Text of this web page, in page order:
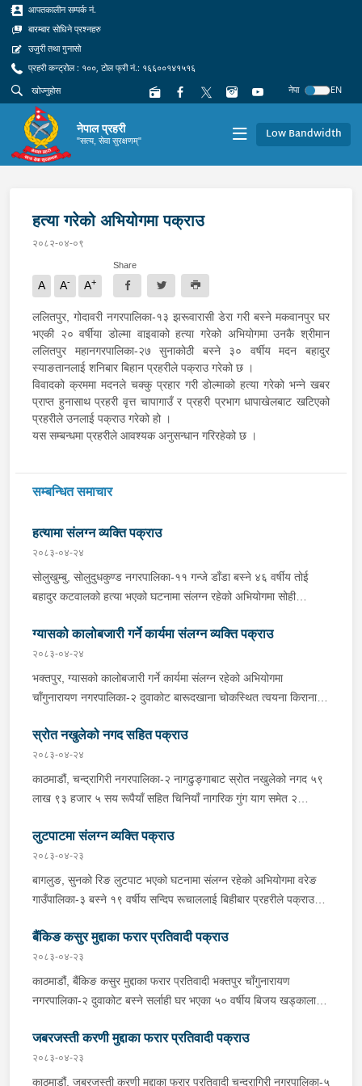
आपतकालीन सम्पर्क नं.
बारम्बार सोधिने प्रश्नहरु
उजुरी तथा गुनासो
प्रहरी कन्ट्रोल : १००, टोल फ्री नं.: १६६००१४१५१६
नेपा
EN
नेपाल प्रहरी
"सत्य, सेवा सुरक्षणम्" Low Bandwidth
हत्या गरेको अभियोगमा पक्राउ
२०८२-०४-०९
A A- A+
Share
ललितपुर, गोदावरी नगरपालिका-१३ झरूवारासी डेरा गरी बस्ने मकवानपुर घर
भएकी २० वर्षीया डोल्मा वाइवाको हत्या गरेको अभियोगमा उनकै श्रीमान
ललितपुर महानगरपालिका-२७ सुनाकोठी बस्ने ३० वर्षीय मदन बहादुर
स्याङतानलाई शनिबार बिहान प्रहरीले पक्राउ गरेको छ ।
विवादको क्रममा मदनले चक्कु प्रहार गरी डोल्माको हत्या गरेको भन्ने खबर
प्राप्त हुनासाथ प्रहरी वृत्त चापागाउँ र प्रहरी प्रभाग धापाखेलबाट खटिएको
प्रहरीले उनलाई पक्राउ गरेको हो ।
यस सम्बन्धमा प्रहरीले आवश्यक अनुसन्धान गरिरहेको छ ।
सम्बन्धित समाचार
हत्यामा संलग्न व्यक्ति पक्राउ
२०८३-०४-२४
सोलुखुम्बु, सोलुदुधकुण्ड नगरपालिका-११ गन्जे डाँडा बस्ने ४६ वर्षीय तोई
बहादुर कटवालको हत्या भएको घटनामा संलग्न रहेको अभियोगमा सोही
आइतबार बिहान प्रहरीले पक्राउ गरेको छ । तोई बहादुर आफ्नै घरमा शनिबार
बिहान मृत अवस्थामा फेला परेको घटनाको अनुसन्धानको क्रममा जिल्ला
प्रहरी कार्यालय सोलुखुम्बु समेतबाट खटिएको प्रहरीले भुवन सिंहलाई पक्राउ
गरेको हो । अनुसन्धानको क्रममा भुवन सिंहले आपसी वादविवादको क्रममा
प्रहरीले आवश्यक अनुसन्धान गरिरहेको छ ।
ग्यासको कालोबजारी गर्ने कार्यमा संलग्न व्यक्ति पक्राउ
२०८३-०४-२४
भक्तपुर, ग्यासको कालोबजारी गर्ने कार्यमा संलग्न रहेको अभियोगमा
चाँगुनारायण नगरपालिका-‍२ दुवाकोट बारूदखाना चोकस्थित त्वयना किराना
पक्राउ गरेको छ । तुलसीरामले उपभोक्ताहरूलाई एलपी ग्यास प्रति
सिलिण्डर ७ हजार रूपैयाँको दरले विक्री वितरण गरेको भन्ने खबर प्राप्त
हुनासाथ जिल्ला प्रहरी परिसर भक्तपुरबाट खटिएको प्रहरीले उनलाई पक्राउ
गरेको हो ।यस सम्बन्धमा प्रहरीले आवश्यक अनुसन्धान गरिरहेको छ ।
स्रोत नखुलेको नगद सहित पक्राउ
२०८३-०४-२४
काठमाडौं, चन्द्रागिरी नगरपालिका-२ नागढुङ्गाबाट स्रोत नखुलेको नगद ५९
लाख ९३ हजार ५ सय रूपैयाँ सहित चिनियाँ नागरिक गुंग याग समेत २
नागढुङ्गाबाट खटिएको प्रहरीले सप्तरीबाट काठमाडौंतर्फ आउँदै गरेको ज.१ च
१६६४ नम्बरको स्कारपियोलाई जाँच गर्दा उक्त नगद फेला पारी स्कारपियोमा
सवार उनीहरूलाई पक्राउ गरेको हो । यस सम्बन्धमा प्रहरीले आवश्यक
अनुसन्धान गरिरहेको छ ।
लुटपाटमा संलग्न व्यक्ति पक्राउ
२०८३-०४-२३
बागलुङ, सुनको रिङ लुटपाट भएको घटनामा संलग्न रहेको अभियोगमा वरेङ
गाउँपालिका-३ बस्ने १९ वर्षीय सन्दिप रूचाललाई बिहीबार प्रहरीले पक्राउ
धाक धम्की दिई सुनको रिङ लुटेको भन्ने खबर प्राप्त हुनासाथ इलाका प्रहरी
कार्यालय वरेङबाट खटिएको प्रहरीले उनलाई पक्राउ गरेको हो । उनी उपर
जिल्ला अदालत बागलुङबाट ५ दिन म्याद थप अनुमति लिई यस सम्बन्धमा
प्रहरीले आवश्यक अनुसन्धान गरिरहेको छ ।
बैंकिङ कसुर मुद्दाका फरार प्रतिवादी पक्राउ
२०८३-०४-२३
काठमाडौं, बैंकिङ कसुर मुद्दाका फरार प्रतिवादी भक्तपुर चाँगुनारायण
नगरपालिका-२ दुवाकोट बस्ने सर्लाही घर भएका ५० वर्षीय बिजय खड्कालाई
पक्राउ पुर्जी जारी भई फरार रहेका उनलाई काठमाडौं उपत्यका अपराध
अनुसन्धान कार्यालय टेकुबाट खटिएको प्रहरीले भक्तपुर चाँगुनारायण
नगरपालिका-२ दुवाकोटबाट पक्राउ गरेको हो । उनलाई आवश्यक अनुसन्धान
जबरजस्ती करणी मुद्दाका फरार प्रतिवादी पक्राउ
२०८३-०४-२३
काठमाडौं, जबरजस्ती करणी मुद्दाका फरार प्रतिवादी चन्द्रागिरी नगरपालिका-५